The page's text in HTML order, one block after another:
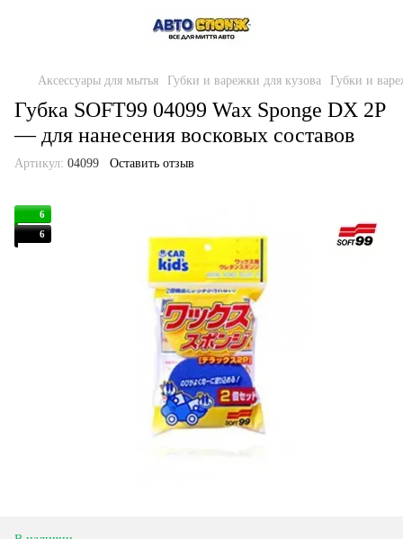
Аксессуары для мытья Губки и варежки для кузова Губки и
Губка SOFT99 04099 Wax Sponge DX 2P
— для нанесения восковых составов
Артикул: 04099 Оставить отзыв
6
6